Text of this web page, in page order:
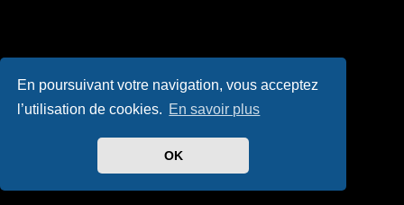
En poursuivant votre navigation, vous acceptez
l’utilisation de cookies. En savoir plus
OK